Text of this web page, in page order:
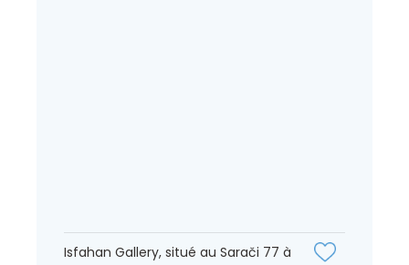
Isfahan Gallery, situé au Sarači 77 à